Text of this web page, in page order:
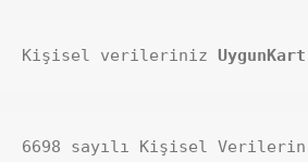
Kişisel verileriniz UygunKart
6698 sayılı Kişisel Verilerin